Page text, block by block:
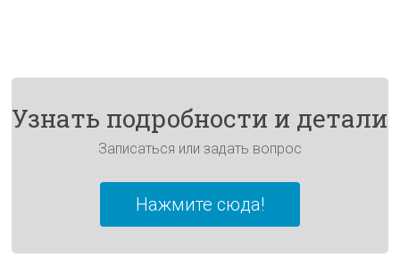
Узнать подробности и детали
Записаться или задать вопрос
Нажмите сюда!